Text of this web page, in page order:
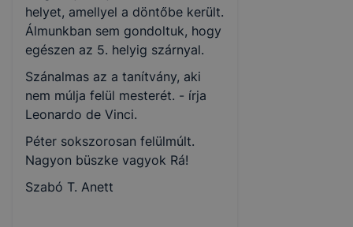
helyet, amellyel a döntőbe került.
Álmunkban sem gondoltuk, hogy
egészen az 5. helyig szárnyal.
Szánalmas az a tanítvány, aki
nem múlja felül mesterét. - írja
Leonardo de Vinci.
Péter sokszorosan felülmúlt.
Nagyon büszke vagyok Rá!
Szabó T. Anett